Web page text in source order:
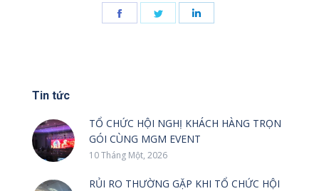
Share
Share
Tin tức
TỔ CHỨC HỘI NGHỊ KHÁCH HÀNG TRỌN
GÓI CÙNG MGM EVENT
10 Tháng Một, 2026
RỦI RO THƯỜNG GẶP KHI TỔ CHỨC HỘI